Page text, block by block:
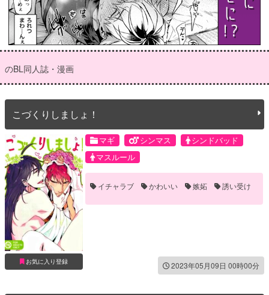
のBL同人誌・漫画
こづくりしましょ！
お気に入り登録
マギ シンマス
シンドバッド
マスルール
イチャラブ かわいい 嫉妬 誘い受け
2023年05月09日 00時00分